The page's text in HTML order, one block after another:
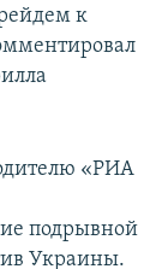
к
«РИА
подрывной
Украины.